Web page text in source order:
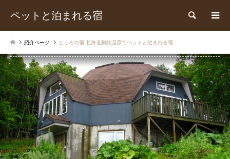
ペットと泊まれる宿 検索
紹介ページ とうろの宿 北海道釧路湿原でペットと泊まれる宿